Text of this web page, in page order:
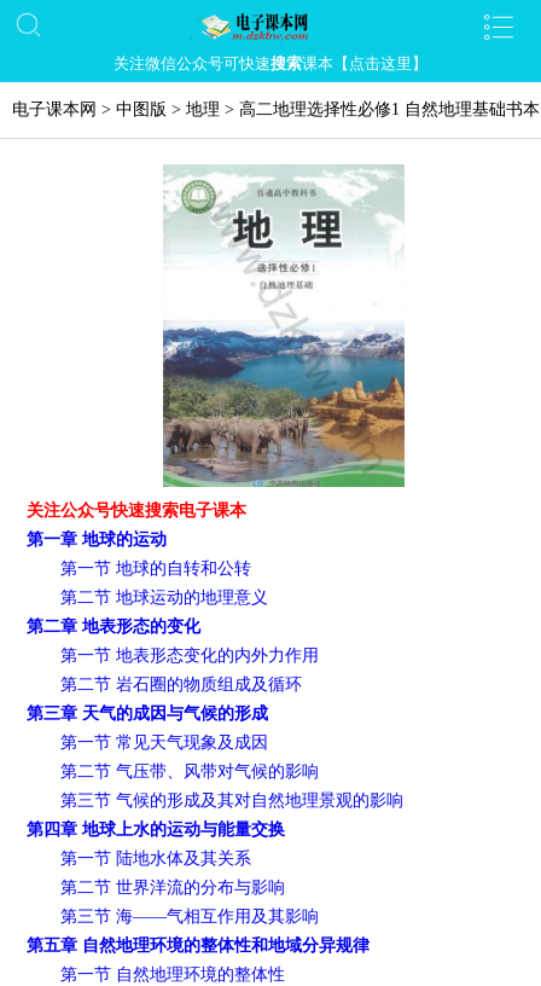
关注微信公众号可快速搜索课本【点击这里】
电子课本网 > 中图版 > 地理 > 高二地理选择性必修1 自然地理基础书
关注公众号快速搜索电子课本
第一章 地球的运动
第一节 地球的自转和公转
第二节 地球运动的地理意义
第二章 地表形态的变化
第一节 地表形态变化的内外力作用
第二节 岩石圈的物质组成及循环
第三章 天气的成因与气候的形成
第一节 常见天气现象及成因
第二节 气压带、风带对气候的影响
第三节 气候的形成及其对自然地理景观的影响
第四章 地球上水的运动与能量交换
第一节 陆地水体及其关系
第二节 世界洋流的分布与影响
第三节 海——气相互作用及其影响
第五章 自然地理环境的整体性和地域分异规律
第一节 自然地理环境的整体性